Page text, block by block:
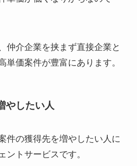
仲介企業を挟まず直接企業と
単価案件が豊富にあります。
やしたい人
件の獲得先を増やしたい人に
ントサービスです。